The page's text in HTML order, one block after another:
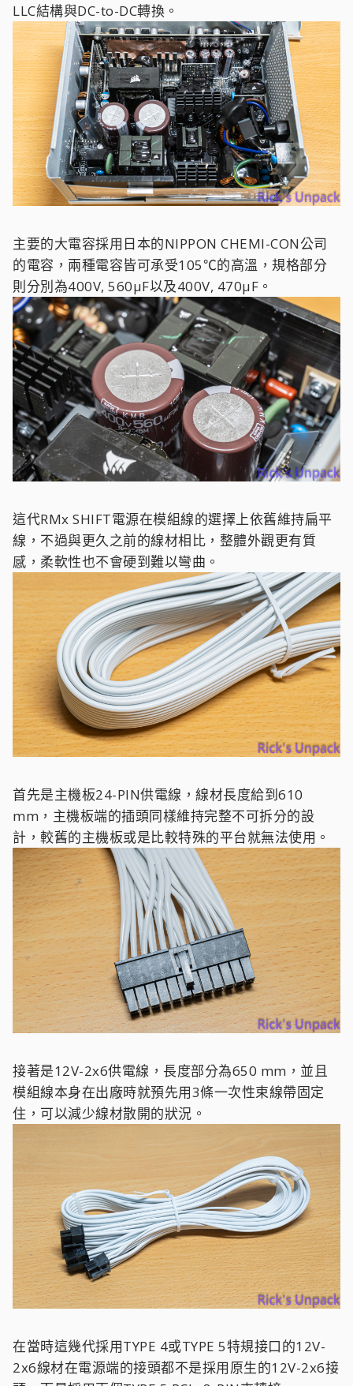
LLC結構與DC-to-DC轉換。
主要的大電容採用日本的NIPPON CHEMI-CON公司
的電容，兩種電容皆可承受105℃的高溫，規格部分
則分別為400V, 560µF以及400V, 470µF。
這代RMx SHIFT電源在模組線的選擇上依舊維持扁平
線，不過與更久之前的線材相比，整體外觀更有質
感，柔軟性也不會硬到難以彎曲。
首先是主機板24-PIN供電線，線材長度給到610
mm，主機板端的插頭同樣維持完整不可拆分的設
計，較舊的主機板或是比較特殊的平台就無法使用。
接著是12V-2x6供電線，長度部分為650 mm，並且
模組線本身在出廠時就預先用3條一次性束線帶固定
住，可以減少線材散開的狀況。
在當時這幾代採用TYPE 4或TYPE 5特規接口的12V-
2x6線材在電源端的接頭都不是採用原生的12V-2x6接